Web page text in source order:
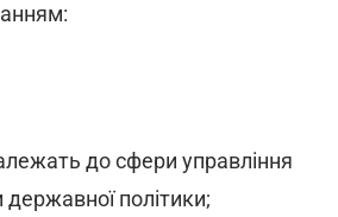
до сфери управління
політики;